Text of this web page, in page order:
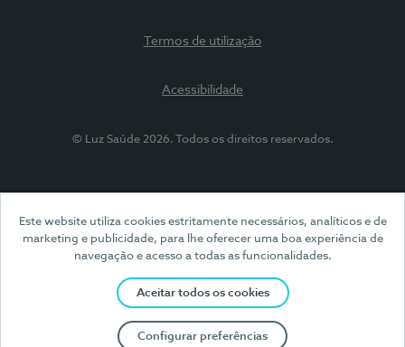
Este website utiliza cookies estritamente necessários, analíticos e de
marketing e publicidade, para lhe oferecer uma boa experiência de
navegação e acesso a todas as funcionalidades.
Aceitar todos os cookies
Configurar preferências
Termos de utilização
Acessibilidade
© Luz Saúde 2026. Todos os direitos reservados.